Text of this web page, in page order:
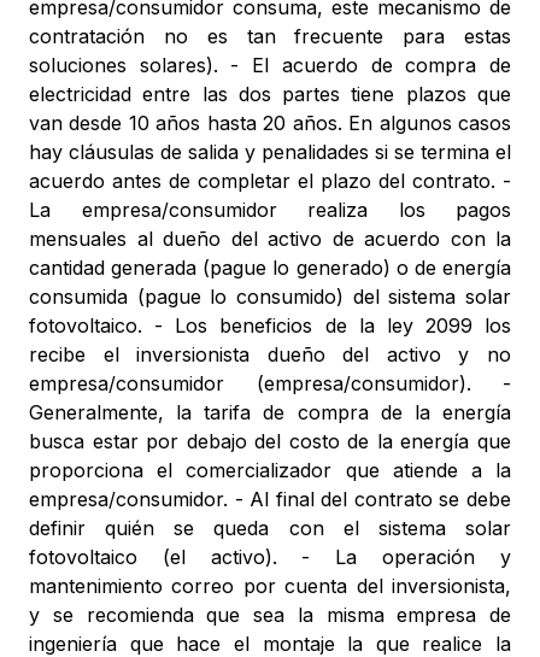
empresa/consumidor consuma, este mecanismo de
contratación no es tan frecuente para estas
soluciones solares). - El acuerdo de compra de
electricidad entre las dos partes tiene plazos que
van desde 10 años hasta 20 años. En algunos casos
hay cláusulas de salida y penalidades si se termina el
acuerdo antes de completar el plazo del contrato. -
La empresa/consumidor realiza los pagos
mensuales al dueño del activo de acuerdo con la
cantidad generada (pague lo generado) o de energía
consumida (pague lo consumido) del sistema solar
fotovoltaico. - Los beneficios de la ley 2099 los
recibe el inversionista dueño del activo y no
empresa/consumidor (empresa/consumidor). -
Generalmente, la tarifa de compra de la energía
busca estar por debajo del costo de la energía que
proporciona el comercializador que atiende a la
empresa/consumidor. - Al final del contrato se debe
definir quién se queda con el sistema solar
fotovoltaico (el activo). - La operación y
mantenimiento correo por cuenta del inversionista,
y se recomienda que sea la misma empresa de
ingeniería que hace el montaje la que realice la